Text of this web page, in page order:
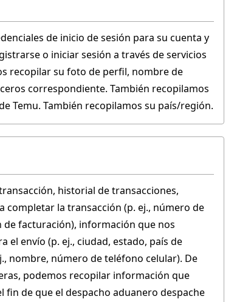
de inicio de sesión para su cuenta y
o iniciar sesión a través de servicios
recopilar su foto de perfil, nombre de
correspondiente. También recopilamos
Temu. También recopilamos su país/región.
historial de transacciones,
la transacción (p. ej., número de
facturación), información que nos
envío (p. ej., ciudad, estado, país de
nombre, número de teléfono celular). De
podemos recopilar información que
de que el despacho aduanero despache